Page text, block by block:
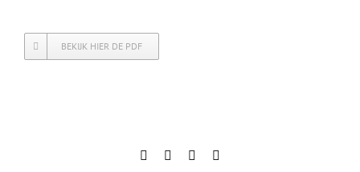
BEKIJK HIER DE PDF
Facebook LinkedIn